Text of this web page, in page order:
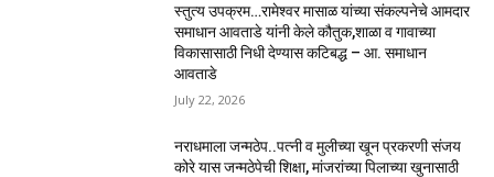
स्तुत्य उपक्रम…रामेश्वर मासाळ यांच्या संकल्पनेचे आमदार
समाधान आवताडे यांनी केले कौतुक,शाळा व गावाच्या
विकासासाठी निधी देण्यास कटिबद्ध – आ. समाधान
आवताडे
July 22, 2026
नराधमाला जन्मठेप..पत्नी व मुलीच्या खून प्रकरणी संजय
कोरे यास जन्मठेपेची शिक्षा, मांजरांच्या पिलाच्या खुनासाठी